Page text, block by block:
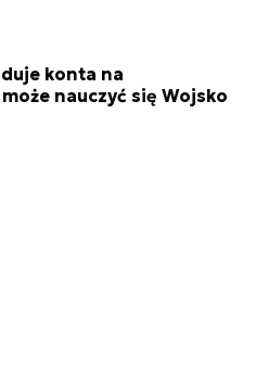
konta na
nauczyć się Wojsko